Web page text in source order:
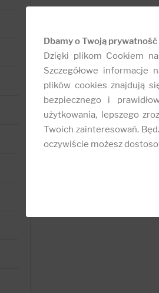
Dbamy o Twoją prywatność
Dzięki plikom Cookiem
Szczegółowe informacje
plików cookies znajdują
bezpiecznego i
użytkowania, lepszego
Twoich zainteresowań.
oczywiście możesz